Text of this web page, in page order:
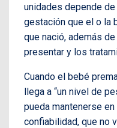
unidades depende
gestación que el o la
que nació, además
presentar y los
Cuando el bebé
llega a “un nivel de
pueda mantenerse
confiabilidad, que no